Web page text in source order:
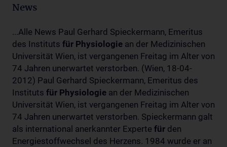
News
...Alle News Paul Gerhard Spieckermann, Emeritus
des Instituts für Physiologie an der Medizinischen
Universität Wien, ist vergangenen Freitag im Alter von
74 Jahren unerwartet verstorben. (Wien, 18-04-
2012) Paul Gerhard Spieckermann, Emeritus des
Instituts für Physiologie an der Medizinischen
Universität Wien, ist vergangenen Freitag im Alter von
74 Jahren unerwartet verstorben. Spieckermann galt
als international anerkannter Experte für den
Energiestoffwechsel des Herzens. 1984 wurde er an